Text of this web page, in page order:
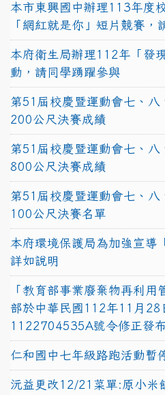
本市東興國中辦理113年度
「網紅就是你」短片競賽，
本府衛生局辦理112年「發
動，請同學踴躍參與
第51屆校慶暨運動會七、八
200公尺決賽成績
第51屆校慶暨運動會七、八
800公尺決賽成績
第51屆校慶暨運動會七、八
100公尺決賽名單
本府環境保護局為加強宣導
詳如說明
「教育部事業廢棄物再利用
部於中華民國112年11月28
1122704535A號令修正發布
仁和國中七年級路跑活動暫
沅益更改12/21菜單:原小米